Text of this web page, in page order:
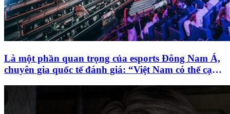
Là một phần quan trọng của esports Đông Nam Á,
chuyên gia quốc tế đánh giá: “Việt Nam có thể cạnh